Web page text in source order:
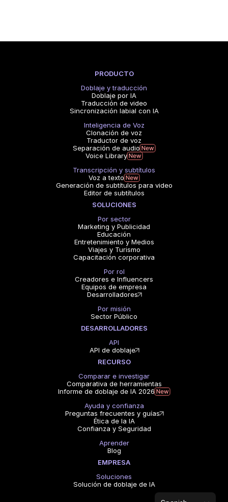
PRODUCTO
Doblaje y traducción
Doblaje por IA
Traducción de video
Sincronización labial con IA
Inteligencia de Voz
Clonación de voz
Traductor de voz
Separación de audio
Voice Library
Transcripción y subtítulos
Voz a texto
Generación de subtítulos para video
Editor de subtítulos
SOLUCIONES
Por sector
Marketing y Publicidad
Educación
Entretenimiento y Medios
Viajes y Turismo
Capacitación corporativa
Por rol
Creadores e Influencers
Equipos de empresa
Desarrolladores
Por misión
Sector Público
DESARROLLADORES
API
API de doblaje
RECURSO
Comparar e investigar
Comparativa de herramientas
Informe de doblaje de IA 2026
Ayuda y confianza
Preguntas frecuentes y guías
Ética de la IA
Confianza y Seguridad
Aprender
Blog
EMPRESA
Soluciones
Solución de doblaje de IA
Select Language